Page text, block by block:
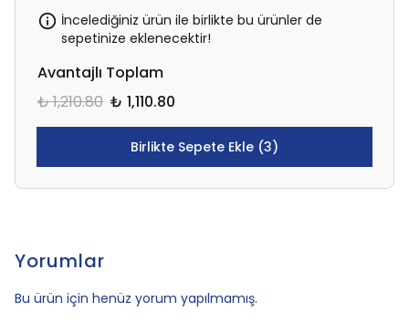
İncelediğiniz ürün ile birlikte bu ürünler de
sepetinize eklenecektir!
Avantajlı Toplam
₺ 1,210.80 ₺ 1,110.80
Birlikte Sepete Ekle (3)
Yorumlar
Bu ürün için henüz yorum yapılmamış.